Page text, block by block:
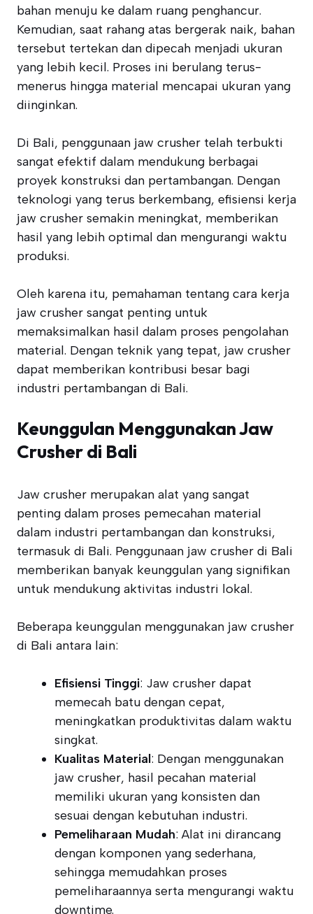
bahan menuju ke dalam ruang penghancur.
Kemudian, saat rahang atas bergerak naik, bahan
tersebut tertekan dan dipecah menjadi ukuran
yang lebih kecil. Proses ini berulang terus-
menerus hingga material mencapai ukuran yang
diinginkan.
Di Bali, penggunaan jaw crusher telah terbukti
sangat efektif dalam mendukung berbagai
proyek konstruksi dan pertambangan. Dengan
teknologi yang terus berkembang, efisiensi kerja
jaw crusher semakin meningkat, memberikan
hasil yang lebih optimal dan mengurangi waktu
produksi.
Oleh karena itu, pemahaman tentang cara kerja
jaw crusher sangat penting untuk
memaksimalkan hasil dalam proses pengolahan
material. Dengan teknik yang tepat, jaw crusher
dapat memberikan kontribusi besar bagi
industri pertambangan di Bali.
Keunggulan Menggunakan Jaw
Crusher di Bali
Jaw crusher merupakan alat yang sangat
penting dalam proses pemecahan material
dalam industri pertambangan dan konstruksi,
termasuk di Bali. Penggunaan jaw crusher di Bali
memberikan banyak keunggulan yang signifikan
untuk mendukung aktivitas industri lokal.
Beberapa keunggulan menggunakan jaw crusher
di Bali antara lain:
Efisiensi Tinggi: Jaw crusher dapat
memecah batu dengan cepat,
meningkatkan produktivitas dalam waktu
singkat.
Kualitas Material: Dengan menggunakan
jaw crusher, hasil pecahan material
memiliki ukuran yang konsisten dan
sesuai dengan kebutuhan industri.
Pemeliharaan Mudah: Alat ini dirancang
dengan komponen yang sederhana,
sehingga memudahkan proses
pemeliharaannya serta mengurangi waktu
downtime.